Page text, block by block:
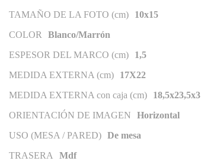
TAMAÑO DE LA FOTO (cm)
10x15
COLOR
Blanco/Marrón
ESPESOR DEL MARCO (cm)
1,5
MEDIDA EXTERNA (cm)
17X22
MEDIDA EXTERNA con caja (cm)
18,5x23,5x3
ORIENTACIÓN DE IMAGEN
Horizontal
USO (MESA / PARED) De mesa
TRASERA
Mdf